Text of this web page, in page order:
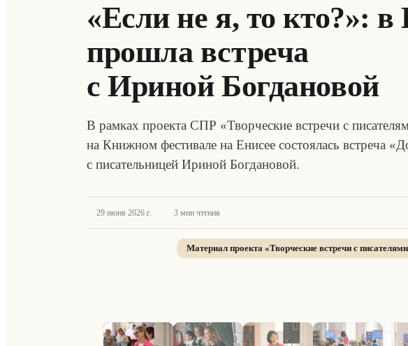
«Если не я, то кто?»: в
прошла встреча
с Ириной Богдановой
В рамках проекта СПР «Творческие встречи с
на Книжном фестивале на Енисее состоялась встреча
с писательницей Ириной Богдановой.
29 июня 2026 г. · 3 мин чтения
Материал проекта «Творческие встречи с